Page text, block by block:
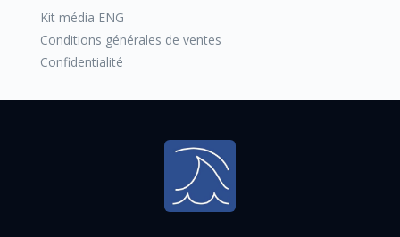
Kit média ENG
Conditions générales de ventes
Confidentialité